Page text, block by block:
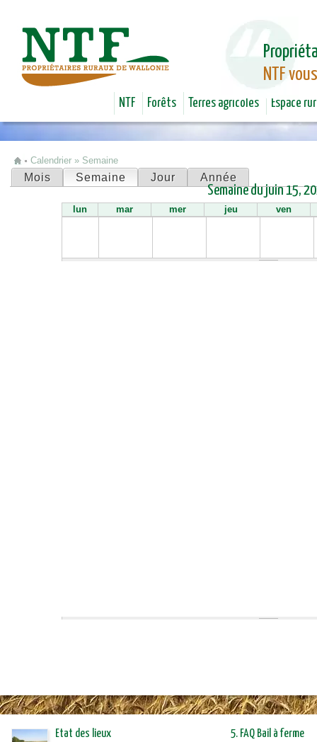
NTF
NTF Forêts Terres agricoles Espace
Vous êtes ici
Calendrier » Semaine
Onglets principaux
Mois Semaine (onglet actif)
Jour Année
Semaine du juin 15,
lun mar mer jeu ven
Etat des lieux 5. FAQ Bail à ferme